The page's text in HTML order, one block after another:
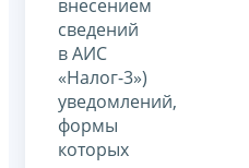
внесением
сведений
в АИС
«Налог-3»)
уведомлений,
формы
которых